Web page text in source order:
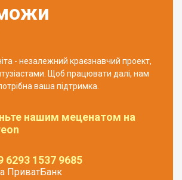
- незалежний краєзнавчий проект,
Щоб працювати далі, нам
ваша підтримка.
нашим меценатом на
6293 1537 9685
ПриватБанк